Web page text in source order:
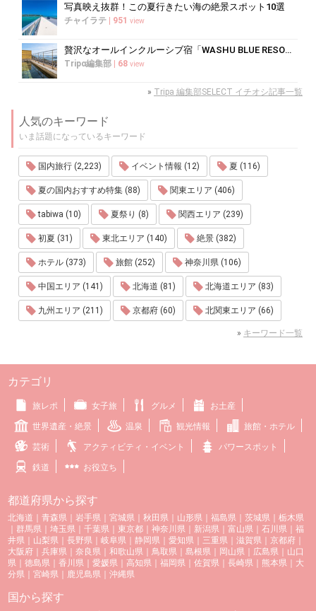
写真映え抜群！この夏行きたい海の絶景スポット10選
チャイラテ | 951 view
贅沢なオールインクルーシブ宿「WASHU BLUE RESORT 風籠」で...
Tripα編集部 | 68 view
» Tripa 編集部SELECT イチオシ記事一覧
人気のキーワード
いま話題になっているキーワード
国内旅行 (2,223) イベント情報 (12) 夏 (116)
夏の国内おすすめ特集 (88) 関東エリア (406)
tabiwa (10) 夏祭り (8) 関西エリア (239)
初夏 (31) 東北エリア (140) 絶景 (382)
ホテル (373) 旅館 (252) 神奈川県 (106)
中国エリア (141) 北海道 (81) 北海道エリア (83)
九州エリア (211) 京都府 (60) 北関東エリア (66)
» キーワード一覧
カテゴリ
旅レポ 女子旅 グルメ お土産
世界遺産・絶景 温泉 観光情報 旅館・ホテル
芸術 アクティビティ・イベント パワースポット
鉄道 お役立ち
都道府県から探す
北海道 ｜青森県 ｜ 岩手県 ｜宮城県 ｜秋田県 ｜ 山形県 ｜福島県 ｜茨城県 ｜栃木県
｜ 群馬県 ｜埼玉県 ｜千葉県 ｜ 東京都 ｜神奈川県 ｜ 新潟県 ｜富山県 ｜石川県 ｜福
井県 ｜ 山梨県 ｜長野県 ｜岐阜県 ｜静岡県 ｜愛知県 ｜ 三重県 ｜滋賀県 ｜京都府 ｜
大阪府 ｜兵庫県 ｜奈良県 ｜和歌山県 ｜ 鳥取県 ｜島根県 ｜ 岡山県 ｜ 広島県 ｜ 山口
県 ｜徳島県 ｜香川県 ｜愛媛県 ｜高知県 ｜福岡県 ｜佐賀県 ｜長崎県 ｜ 熊本県 ｜ 大
分県 ｜宮崎県 ｜ 鹿児島県 ｜沖縄県
国から探す